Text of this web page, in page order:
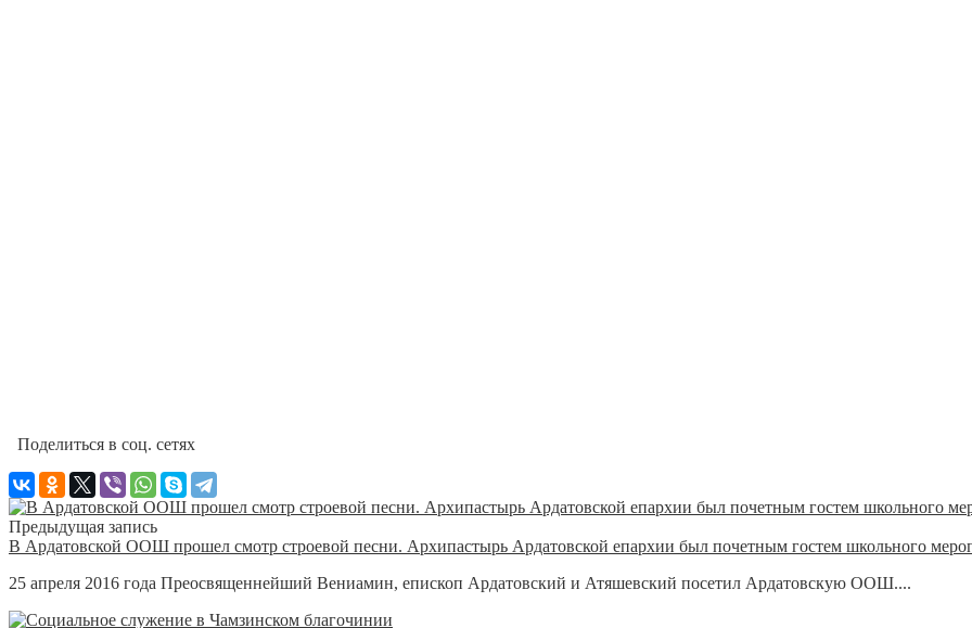
Поделиться в соц. сетях
Предыдущая запись
В Ардатовской ООШ прошел смотр строевой песни. Архипастырь Ардатовской епархии был почетным гостем школьного
25 апреля 2016 года Преосвященнейший Вениамин, епископ Ардатовский и Атяшевский посетил Ардатовскую ООШ....